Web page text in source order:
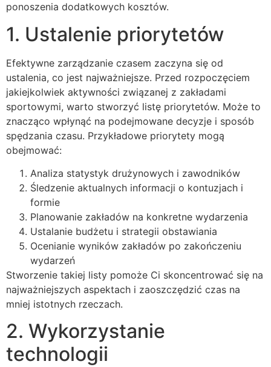
ponoszenia dodatkowych kosztów.
1. Ustalenie priorytetów
Efektywne zarządzanie czasem zaczyna się od
ustalenia, co jest najważniejsze. Przed rozpoczęciem
jakiejkolwiek aktywności związanej z zakładami
sportowymi, warto stworzyć listę priorytetów. Może to
znacząco wpłynąć na podejmowane decyzje i sposób
spędzania czasu. Przykładowe priorytety mogą
obejmować:
Analiza statystyk drużynowych i zawodników
Śledzenie aktualnych informacji o kontuzjach i
formie
Planowanie zakładów na konkretne wydarzenia
Ustalanie budżetu i strategii obstawiania
Ocenianie wyników zakładów po zakończeniu
wydarzeń
Stworzenie takiej listy pomoże Ci skoncentrować się na
najważniejszych aspektach i zaoszczędzić czas na
mniej istotnych rzeczach.
2. Wykorzystanie
technologii